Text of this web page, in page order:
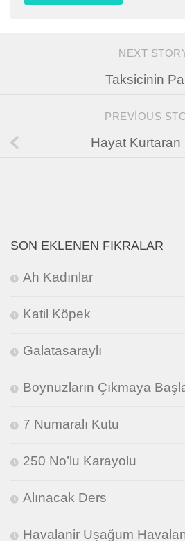
NEXT
Taksicinin
PREVIOUS
Hayat Kurtaran
SON EKLENEN FIKRALAR
Ah Kadınlar
Katil Köpek
Galatasaraylı
Boynuzların Çıkmaya
7 Numaralı Kutu
250 No’lu Karayolu
Alınacak Ders
Havalanir Uşağum